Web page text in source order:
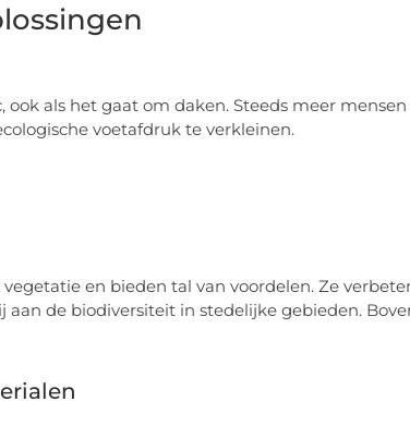
als het gaat om daken. Steeds meer
voetafdruk te verkleinen.
en bieden tal van voordelen. Ze
aan de biodiversiteit in stedelijke gebieden.